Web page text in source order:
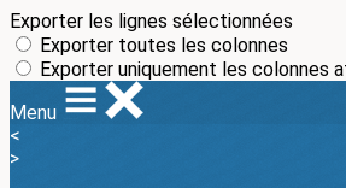
Exporter les lignes sélectionnées
Exporter toutes les colonnes
Exporter uniquement les colonnes
Menu
<
>